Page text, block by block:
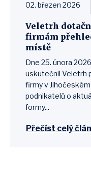
02. březen 2026
Veletrh
firmám
místě
Dne 25. února
uskutečnil Veletrh
firmy v
podnikatelů o
formy...
Přečíst celý